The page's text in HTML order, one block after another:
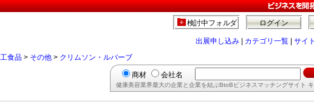
ログイン
検討中フォルダ
出展申し込み カテゴリ一覧 サイ
食品 > その他 > クリムソン・ルバーブ
商材 会社名
健康美容業界最大の企業と企業を結ぶBtoBビジネスマッチングサイト